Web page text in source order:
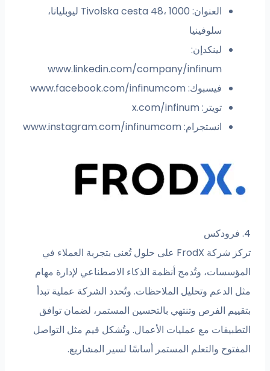
العنوان: Tivolska cesta 48، 1000 ليوبليانا،
سلوفينيا
لينكدإن:
www.linkedin.com/company/infinum
فيسبوك: www.facebook.com/infinumcom
تويتر: x.com/infinum
انستجرام: www.instagram.com/infinumcom
تركز شركة FrodX على حلول تُعنى بتجربة العملاء في
وتُدمج أنظمة الذكاء الاصطناعي لإدارة مهام
الدعم وتحليل الملاحظات. وتُحدد الشركة عملية تبدأ
الفرص وتنتهي بالتحسين المستمر، لضمان توافق
مع عمليات الأعمال. وتُشكل قيم مثل التواصل
والتعلم المستمر أساسًا لسير المشاريع.